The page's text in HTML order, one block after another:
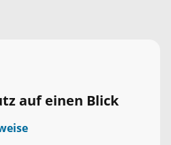
auf einen Blick